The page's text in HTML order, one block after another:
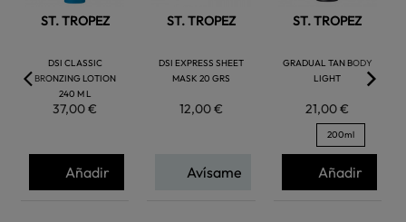
ST. TROPEZ
DSI CLASSIC
BRONZING LOTION
240 M L
37,00 €
Añadir
ST. TROPEZ
DSI EXPRESS SHEET
MASK 20 GRS
12,00 €
Avísame
ST. TROPEZ
GRADUAL TAN BODY
LIGHT
21,00 €
200ml
Añadir